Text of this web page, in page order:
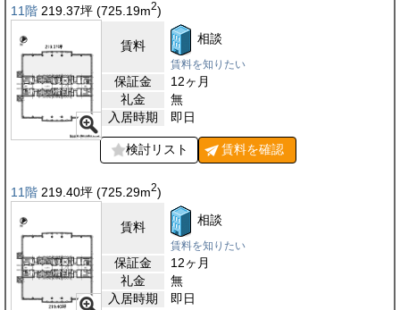
11階 219.37坪 (725.19m2)
賃料 相談
賃料を知りたい
保証金
12ヶ月
礼金
無
入居時期
即日
検討リスト 賃料を確認
11階 219.40坪 (725.29m2)
賃料 相談
賃料を知りたい
保証金
12ヶ月
礼金
無
入居時期
即日